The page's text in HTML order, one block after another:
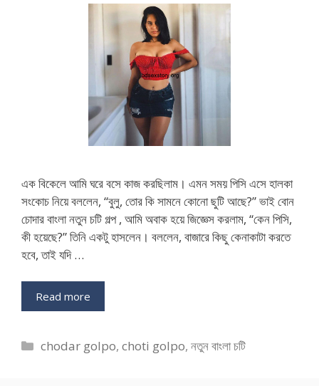
এক বিকেলে আমি ঘরে বসে কাজ করছিলাম। এমন সময় পিসি এসে হালকা
সংকোচ নিয়ে বললেন, “বুলু, তোর কি সামনে কোনো ছুটি আছে?” ভাই বোন
চোদার বাংলা নতুন চটি গল্প , আমি অবাক হয়ে জিজ্ঞেস করলাম, “কেন পিসি,
কী হয়েছে?” তিনি একটু হাসলেন। বললেন, বাজারে কিছু কেনাকাটা করতে
হবে, তাই যদি …
Read more
Categories
chodar golpo,choti golpo,নতুন বাংলা চটি